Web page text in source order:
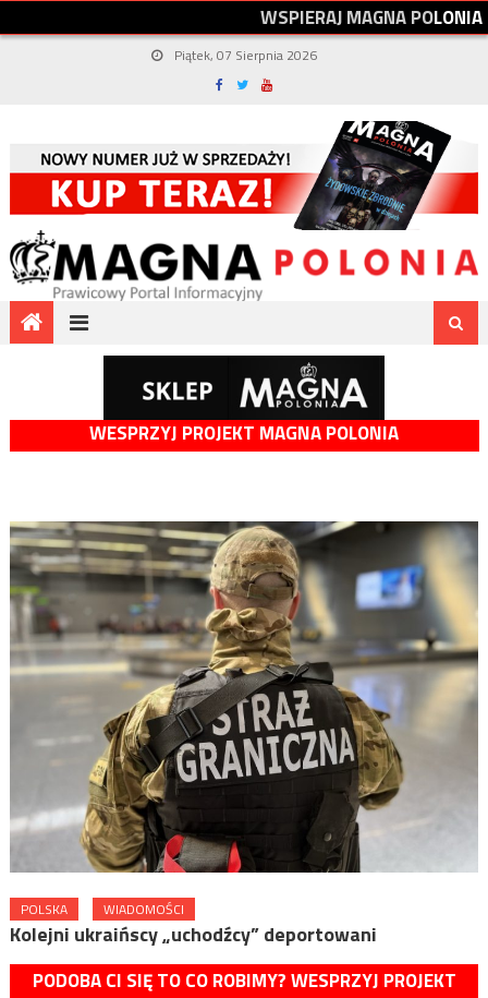
WSPIERAJMAGNAPOLONIA
Piątek, 07 Sierpnia 2026
WESPRZYJ PROJEKT MAGNA POLONIA
POLSKA WIADOMOŚCI
Kolejni ukraińscy „uchodźcy” deportowani
PODOBA CI SIĘ TO CO ROBIMY? WESPRZYJ PROJEKT